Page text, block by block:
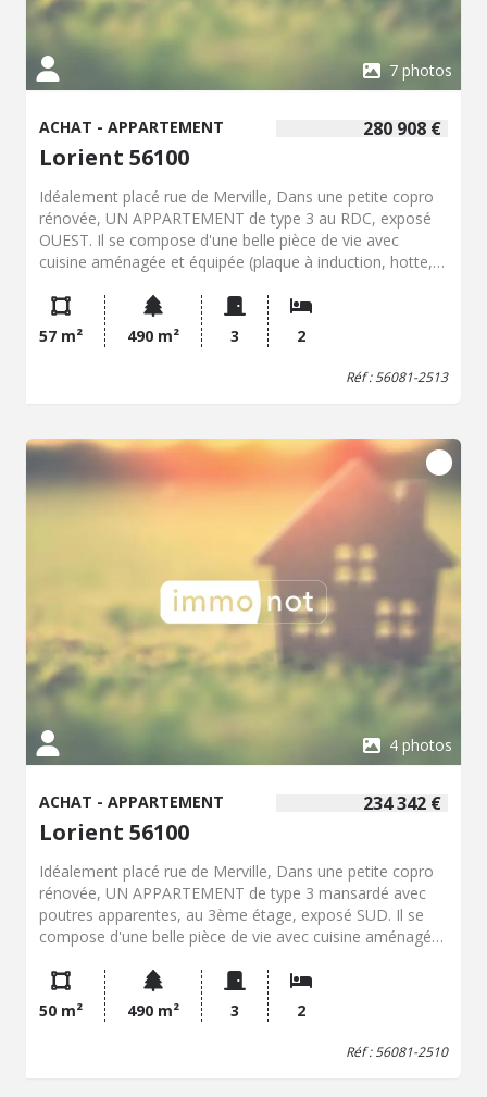
7 photos
280 908 €
ACHAT - APPARTEMENT
Lorient 56100
Idéalement placé rue de Merville, Dans une petite copro
rénovée, UN APPARTEMENT de type 3 au RDC, exposé
OUEST. Il se compose d'une belle pièce de vie avec
cuisine aménagée et équipée (plaque à induction, hotte,
sous sol. Bien en copro (11 lots principaux). Atouts :
Qualité des matériaux de rénovation Emplacement
(Quartier) Petite copro Jardin privatif
57 m² 490 m² 3 2
Réf : 56081-2513
4 photos
234 342 €
ACHAT - APPARTEMENT
Lorient 56100
Idéalement placé rue de Merville, Dans une petite copro
rénovée, UN APPARTEMENT de type 3 mansardé avec
poutres apparentes, au 3ème étage, exposé SUD. Il se
compose d'une belle pièce de vie avec cuisine aménagée
réfrigérateur, M-O), 2 ch., SDD, WC. Box en sous sol. Bien
en copro (11 lots principaux). Atouts : Qualité des
matériaux de rénovation Emplacement (Quartier) Petite
50 m² 490 m² 3 2
Réf : 56081-2510